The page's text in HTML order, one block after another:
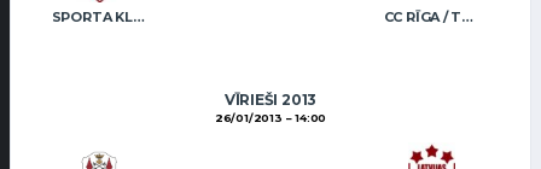
SPORTA KLUBS “OB” / REGŽA CC RĪGA / TRUKŠĀNS
VĪRIEŠI 2013
26/01/2013 14:00